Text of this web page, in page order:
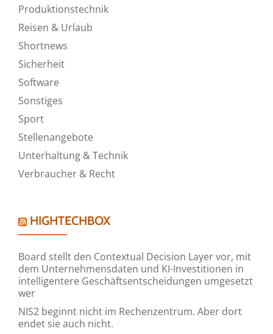
Produktionstechnik
Reisen & Urlaub
Shortnews
Sicherheit
Software
Sonstiges
Sport
Stellenangebote
Unterhaltung & Technik
Verbraucher & Recht
HIGHTECHBOX
Board stellt den Contextual Decision Layer vor, mit
dem Unternehmensdaten und KI-Investitionen in
intelligentere Geschäftsentscheidungen umgesetzt
wer
NIS2 beginnt nicht im Rechenzentrum. Aber dort
endet sie auch nicht.